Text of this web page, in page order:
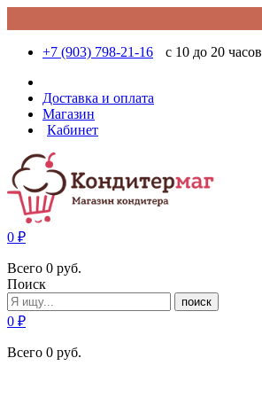
+7 (903) 798-21-16 с 10 до 20 часов
Доставка и оплата
Магазин
Кабинет
0 ₽
Всего 0 руб.
Поиск
поиск
0 ₽
Всего 0 руб.